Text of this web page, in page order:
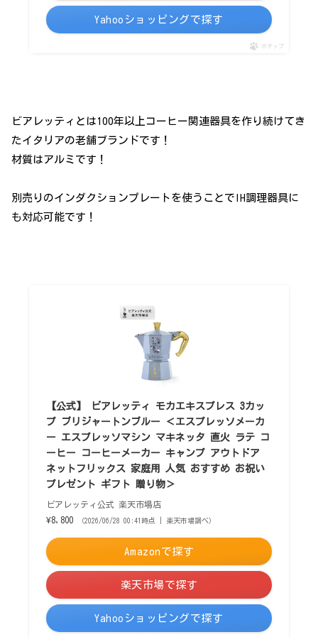
Yahooショッピングで探す
ポチップ
ビアレッティとは100年以上コーヒー関連器具を作り続けてき
たイタリアの老舗ブランドです！
材質はアルミです！
別売りのインダクションプレートを使うことでIH調理器具に
も対応可能です！
【公式】 ビアレッティ モカエキスプレス 3カッ
プ ブリジャートンブルー ＜エスプレッソメーカ
ー エスプレッソマシン マキネッタ 直火 ラテ コ
ーヒー コーヒーメーカー キャンプ アウトドア
ネットフリックス 家庭用 人気 おすすめ お祝い
プレゼント ギフト 贈り物＞
ビアレッティ公式 楽天市場店
¥8,800
（2026/06/28 00:41時点 | 楽天市場調べ）
Amazonで探す
楽天市場で探す
Yahooショッピングで探す